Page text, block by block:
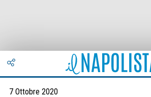
7 Ottobre 2020